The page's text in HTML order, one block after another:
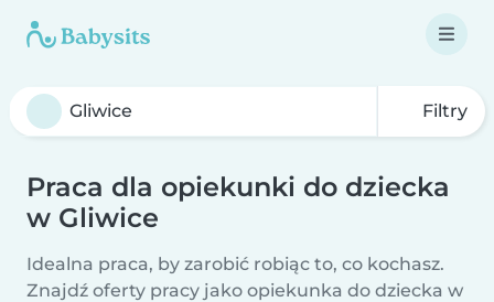
Filtry
Praca dla opiekunki do dziecka
w Gliwice
Idealna praca, by zarobić robiąc to, co kochasz.
Znajdź oferty pracy jako opiekunka do dziecka w